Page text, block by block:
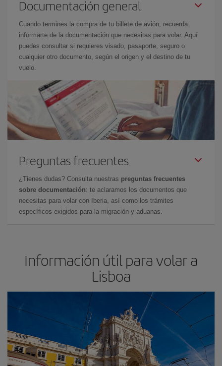
Documentación general
Cuando termines la compra de tu billete de avión, recuerda
informarte de la documentación que necesitas para volar. Aquí
puedes consultar si requieres visado, pasaporte, seguro o
cualquier otro documento, según el origen y el destino de tu
vuelo.
Preguntas frecuentes
¿Tienes dudas? Consulta nuestras preguntas frecuentes
sobre documentación: te aclaramos los documentos que
necesitas para volar con Iberia, así como los trámites
específicos exigidos para la migración y aduanas.
Información útil para volar a
Lisboa